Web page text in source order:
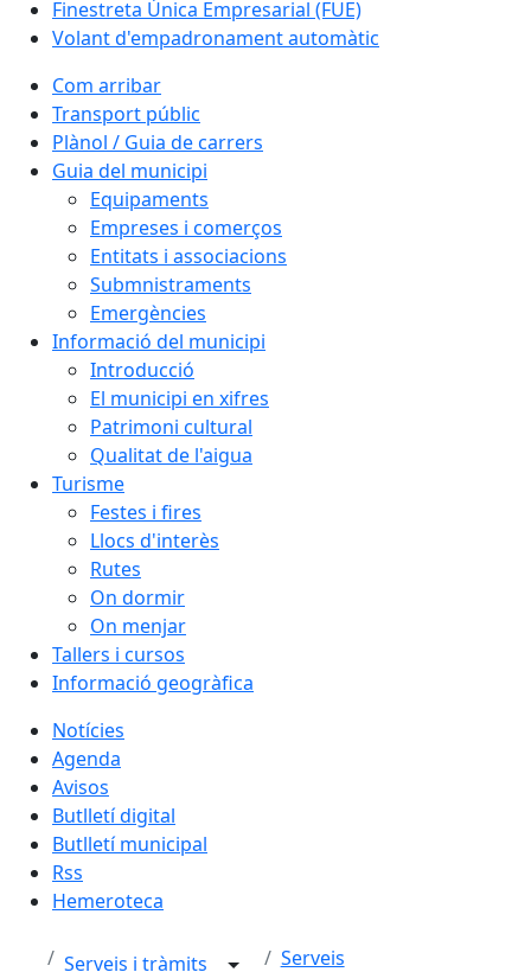
Finestreta Única Empresarial (FUE)
Volant d'empadronament automàtic
Com arribar
Transport públic
Plànol / Guia de carrers
Guia del municipi
Equipaments
Empreses i comerços
Entitats i associacions
Submnistraments
Emergències
Informació del municipi
Introducció
El municipi en xifres
Patrimoni cultural
Qualitat de l'aigua
Turisme
Festes i fires
Llocs d'interès
Rutes
On dormir
On menjar
Tallers i cursos
Informació geogràfica
Notícies
Agenda
Avisos
Butlletí digital
Butlletí municipal
Rss
Hemeroteca
Serveis i tràmits Serveis